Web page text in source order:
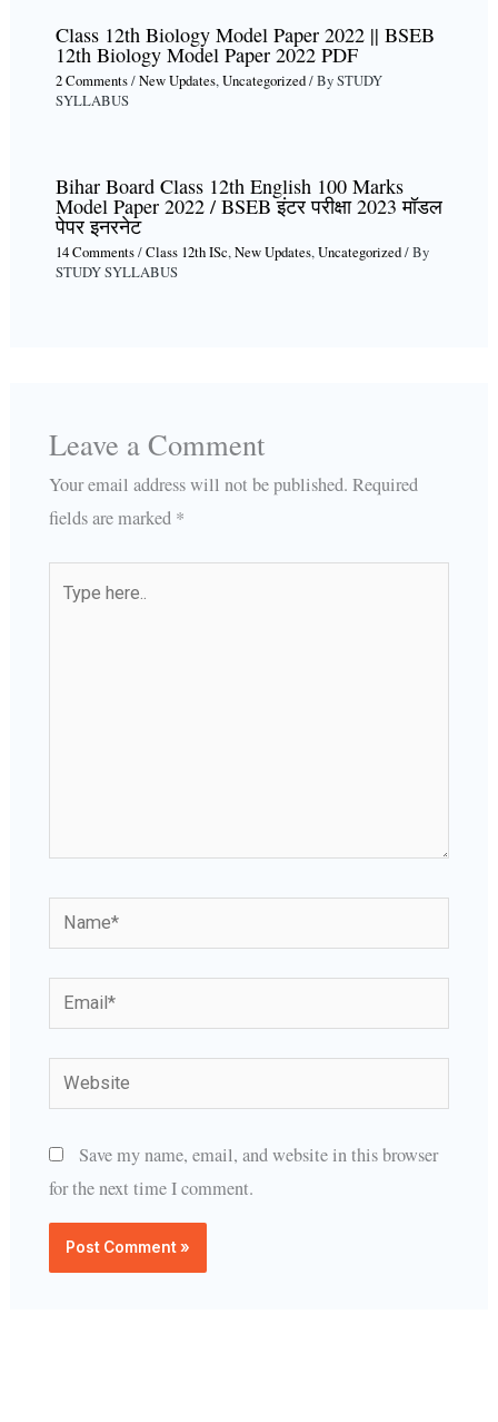
Class 12th Biology Model Paper 2022 || BSEB
12th Biology Model Paper 2022 PDF
2 Comments/New Updates,Uncategorized/ BySTUDY
SYLLABUS
Bihar Board Class 12th English 100 Marks
Model Paper 2022 / BSEB इंटर परीक्षा 2023 मॉडल
पेपर इनरनेट
14 Comments/Class 12th ISc,New Updates,Uncategorized/ By
STUDY SYLLABUS
Leave a Comment
Your email address will not be published. Required
fields are marked *
Name*
Email*
Website
Save my name, email, and website in this browser
for the next time I comment.